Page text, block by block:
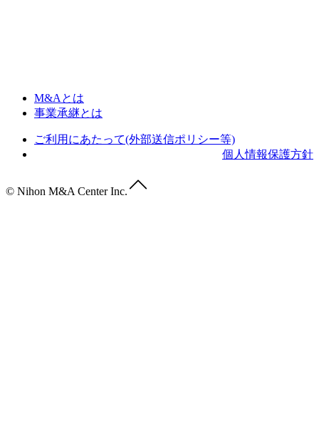
M&Aとは
事業承継とは
ご利用にあたって(外部送信ポリシー等)
個人情報保護方針
© Nihon M&A Center Inc.